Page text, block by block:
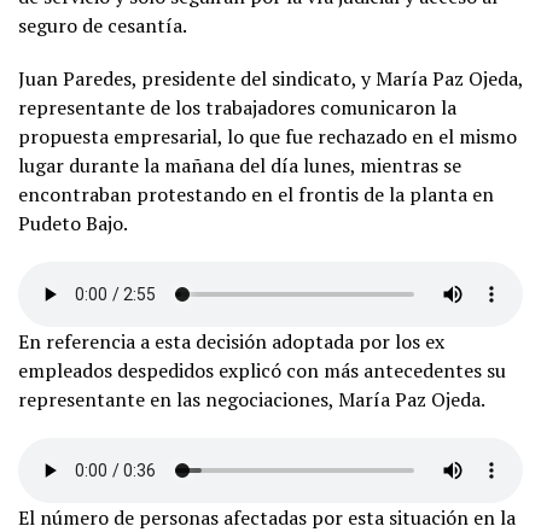
seguro de cesantía.
Juan Paredes, presidente del sindicato, y María Paz Ojeda,
representante de los trabajadores comunicaron la
propuesta empresarial, lo que fue rechazado en el mismo
lugar durante la mañana del día lunes, mientras se
encontraban protestando en el frontis de la planta en
Pudeto Bajo.
En referencia a esta decisión adoptada por los ex
empleados despedidos explicó con más antecedentes su
representante en las negociaciones, María Paz Ojeda.
El número de personas afectadas por esta situación en la